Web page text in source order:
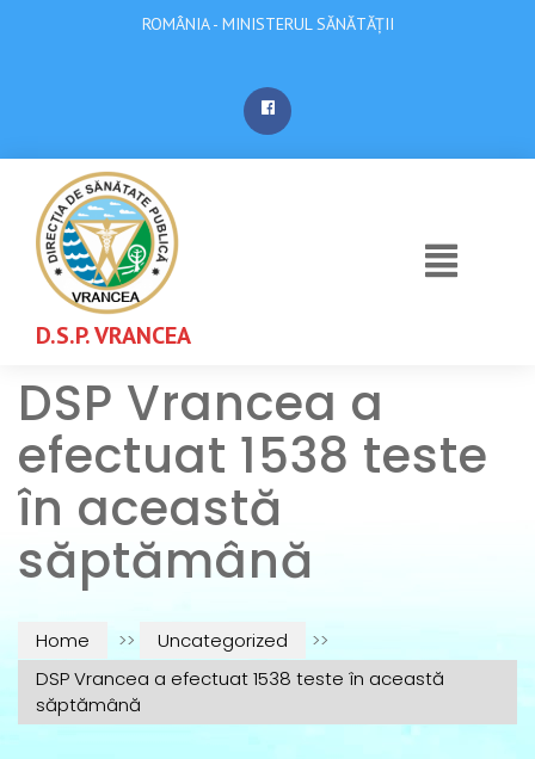
ROMÂNIA - MINISTERUL SĂNĂTĂȚII
D.S.P. VRANCEA
DSP Vrancea a
efectuat 1538 teste
în această
săptămână
Home >> Uncategorized
>>
DSP Vrancea a efectuat 1538 teste în această
săptămână